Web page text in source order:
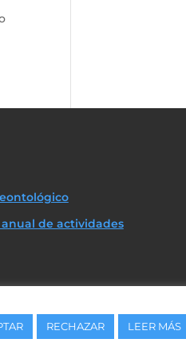
de actividades
de Datos (PPD) I Condiciones de uso
RECHAZAR LEER MÁS